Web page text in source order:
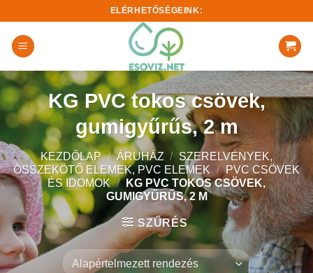
to
content
ELÉRHETŐSÉGEINK:
KG PVC tokos csövek,
gumigyűrűs, 2 m
KEZDŐLAP / ÁRUHÁZ / SZERELVÉNYEK,
ÖSSZEKÖTŐ ELEMEK, PVC ELEMEK / PVC CSÖVEK
ÉS IDOMOK / KG PVC TOKOS CSÖVEK,
GUMIGYŰRŰS, 2 M
SZŰRÉS